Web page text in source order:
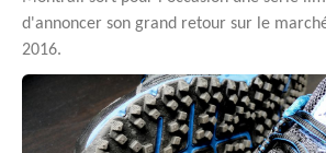
d'annoncer son grand retour sur le
2016.